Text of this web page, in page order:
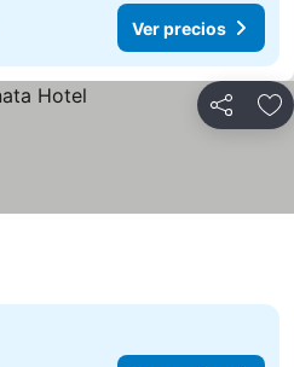
Ver precios
Compartir